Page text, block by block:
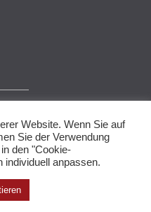
by CPOThemes.
Website. Wenn Sie auf
Sie der Verwendung
den "Cookie-
individuell anpassen.